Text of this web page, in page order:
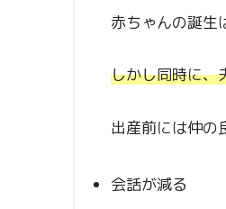
赤ちゃんの誕生
しかし同時に、
出産前には仲の
会話が減る